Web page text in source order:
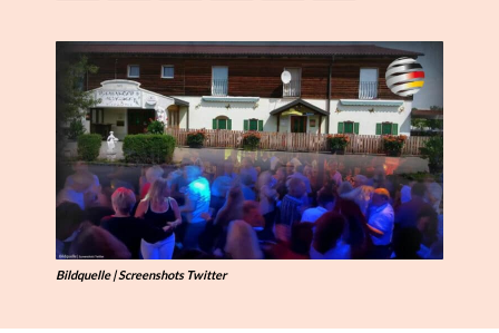
Bildquelle | Screenshots Twitter